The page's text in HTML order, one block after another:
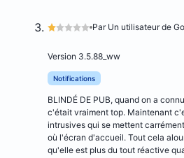
Par Un utilisateur de
Version 3.5.88_ww
Notifications
BLINDÉ DE PUB, quand on a
c'était vraiment top. Maintenant
intrusives qui se mettent
où l'écran d'accueil. Tout cela
qu'elle est plus du tout réactive